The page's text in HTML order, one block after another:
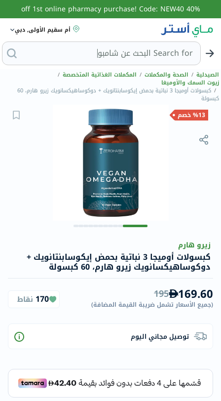
40% off 1st online pharmacy purchase! Code: NEW40
أم سقيم الأولى, دبي
Search for البح
الصيدلية / الصحة والمكملات / المكملات الغذائية المتخصصة /
زيوت السمك والأوميغا
/ كبسولات أوميجا 3 نباتية بحمض إيكوسابنتانويك + دوكوساهيكسانويك زيرو هارم، 60
كبسولة
%13 خصم
زيرو هارم
كبسولات أوميجا 3 نباتية بحمض إيكوسابنتانويك +
دوكوساهيكسانويك زيرو هارم، 60 كبسولة
169.60
195
(جميع الأسعار تشمل ضريبة القيمة المضافة)
170 نقاط
توصيل مجاني اليوم